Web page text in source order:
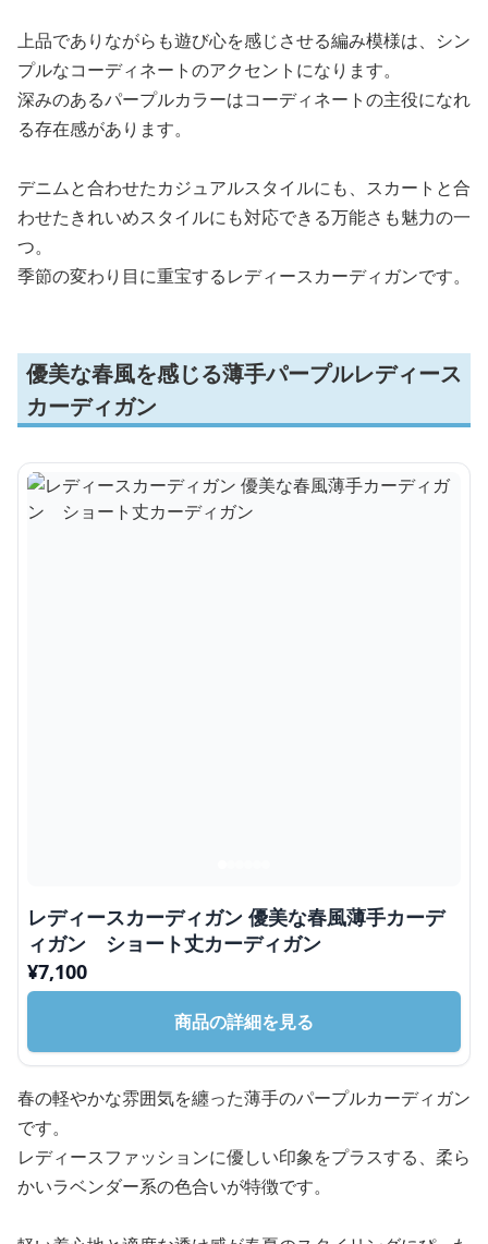
上品でありながらも遊び心を感じさせる編み模様は、シン
プルなコーディネートのアクセントになります。
深みのあるパープルカラーはコーディネートの主役になれ
る存在感があります。
デニムと合わせたカジュアルスタイルにも、スカートと合
わせたきれいめスタイルにも対応できる万能さも魅力の一
つ。
季節の変わり目に重宝するレディースカーディガンです。
優美な春風を感じる薄手パープルレディース
カーディガン
レディースカーディガン 優美な春風薄手カーデ
ィガン ショート丈カーディガン
¥7,100
商品の詳細を見る
春の軽やかな雰囲気を纏った薄手のパープルカーディガン
です。
レディースファッションに優しい印象をプラスする、柔ら
かいラベンダー系の色合いが特徴です。